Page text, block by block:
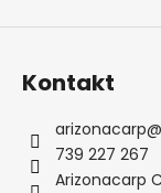
Kontakt
arizonacarp@
739 227 267
Arizonacarp